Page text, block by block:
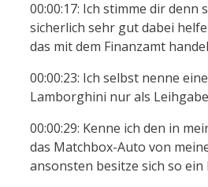
00:00:17: Ich stimme dir denn
sicherlich sehr gut dabei
das mit dem Finanzamt
00:00:23: Ich selbst nenne
Lamborghini nur als
00:00:29: Kenne ich den in
das Matchbox-Auto von
ansonsten besitze sich so ein